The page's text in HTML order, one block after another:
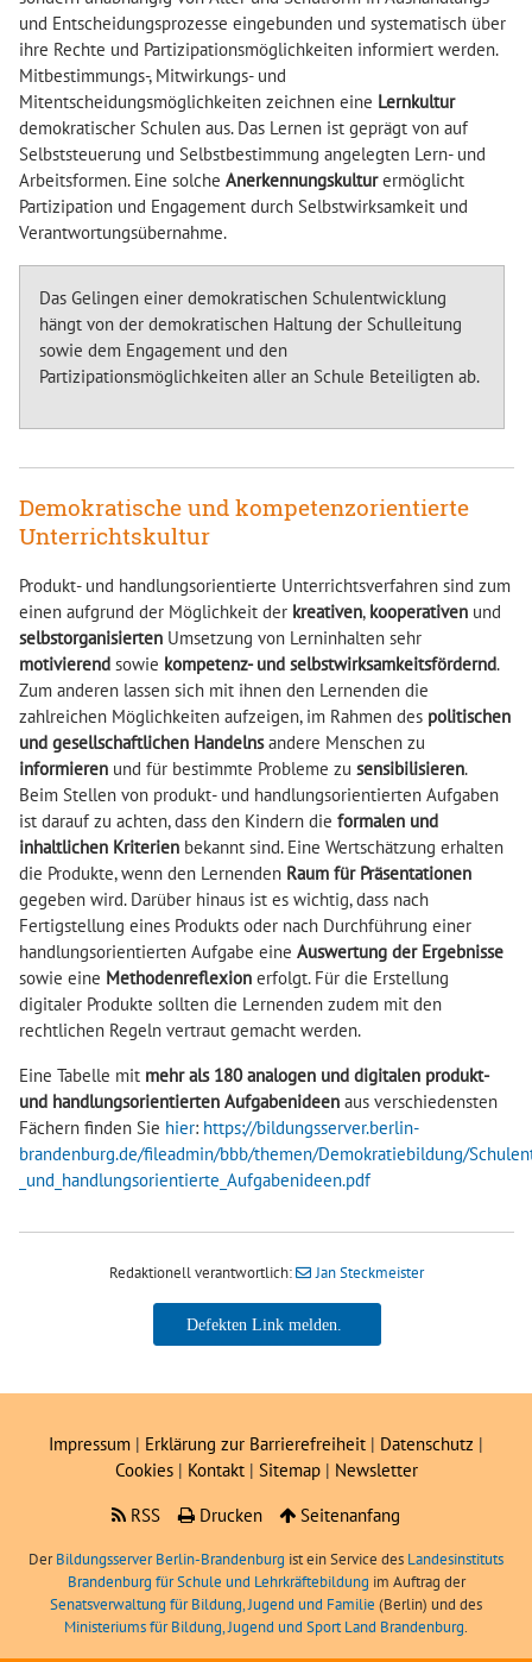
und Entscheidungsprozesse eingebunden und systematisch über
ihre Rechte und Partizipationsmöglichkeiten informiert werden.
Mitbestimmungs-, Mitwirkungs- und
Mitentscheidungsmöglichkeiten zeichnen eine Lernkultur
demokratischer Schulen aus. Das Lernen ist geprägt von auf
Selbststeuerung und Selbstbestimmung angelegten Lern- und
Arbeitsformen. Eine solche Anerkennungskulturermöglicht
Partizipation und Engagement durch Selbstwirksamkeit und
Verantwortungsübernahme.
Das Gelingen einer demokratischen Schulentwicklung
hängt von der demokratischen Haltung der Schulleitung
sowie dem Engagement und den
Partizipationsmöglichkeiten aller an Schule Beteiligten ab.
Demokratische und kompetenzorientierte
Unterrichtskultur
Produkt- und handlungsorientierte Unterrichtsverfahren sind zum
einen aufgrund der Möglichkeit der kreativen, kooperativen und
selbstorganisierten Umsetzung von Lerninhalten sehr
motivierend sowie kompetenz- und selbstwirksamkeitsfördernd.
Zum anderen lassen sich mit ihnen den Lernenden die
zahlreichen Möglichkeiten aufzeigen, im Rahmen des politischen
und gesellschaftlichen Handelnsandere Menschen zu
informieren und für bestimmte Probleme zu sensibilisieren.
Beim Stellen von produkt- und handlungsorientierten Aufgaben
ist darauf zu achten, dass den Kindern die formalen und
inhaltlichen Kriterien bekannt sind. Eine Wertschätzung erhalten
die Produkte, wenn den Lernenden Raum für Präsentationen
gegeben wird. Darüber hinaus ist es wichtig, dass nach
Fertigstellung eines Produkts oder nach Durchführung einer
handlungsorientierten Aufgabe eine Auswertung der Ergebnisse
sowie eine Methodenreflexion erfolgt. Für die Erstellung
digitaler Produkte sollten die Lernenden zudem mit den
rechtlichen Regeln vertraut gemacht werden.
Eine Tabelle mit mehr als 180 analogen und digitalen produkt-
und handlungsorientierten Aufgabenideen aus verschiedensten
Fächern finden Sie hier: https://bildungsserver.berlin-
brandenburg.de/fileadmin/bbb/themen/Demokratiebildung/
_und_handlungsorientierte_Aufgabenideen.pdf
Redaktionell verantwortlich: Jan Steckmeister
Jan Steckmeister
Impressum | Erklärung zur Barrierefreiheit | Datenschutz |
Cookies| Kontakt | Sitemap| Newsletter
RSS
Drucken Seitenanfang
DerBildungsserver Berlin-Brandenburg ist ein Service des Landesinstituts
Brandenburg für Schule und Lehrkräftebildung im Auftrag der
Senatsverwaltung für Bildung, Jugend und Familie (Berlin) und des
Ministeriums für Bildung, Jugend und Sport Land Brandenburg.